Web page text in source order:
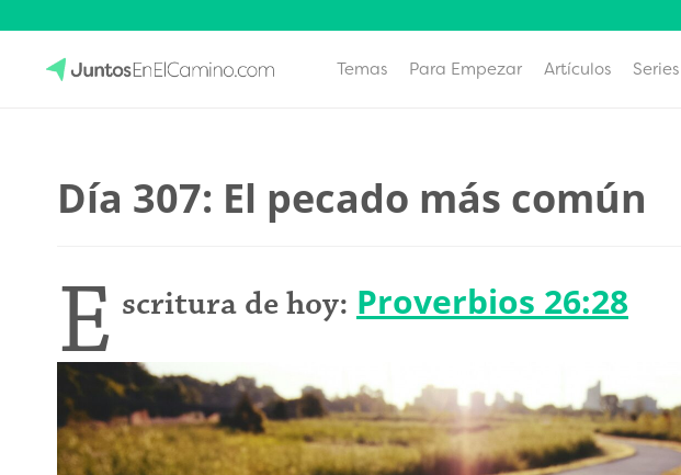
Temas Para Empezar Artículos Series
Día 307: El pecado más común
E scritura de hoy: Proverbios 26:28